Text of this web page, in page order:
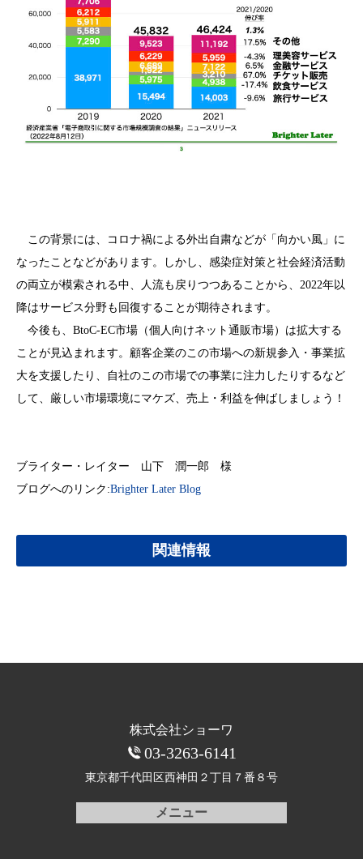
この背景には、コロナ禍による外出自粛などが「向かい風」に
なったことなどがあります。しかし、感染症対策と社会経済活動
の両立が模索される中、人流も戻りつつあることから、2022年以
降はサービス分野も回復することが期待されます。
今後も、BtoC-EC市場（個人向けネット通販市場）は拡大する
ことが見込まれます。顧客企業のこの市場への新規参入・事業拡
大を支援したり、自社のこの市場での事業に注力したりするなど
して、厳しい市場環境にマケズ、売上・利益を伸ばしましょう！
ブライター・レイター 山下 潤一郎 様
ブログへのリンク:Brighter Later Blog
関連情報
株式会社ショーワ
03-3263-6141
東京都千代田区西神田 ２丁目７番８号
メニュー